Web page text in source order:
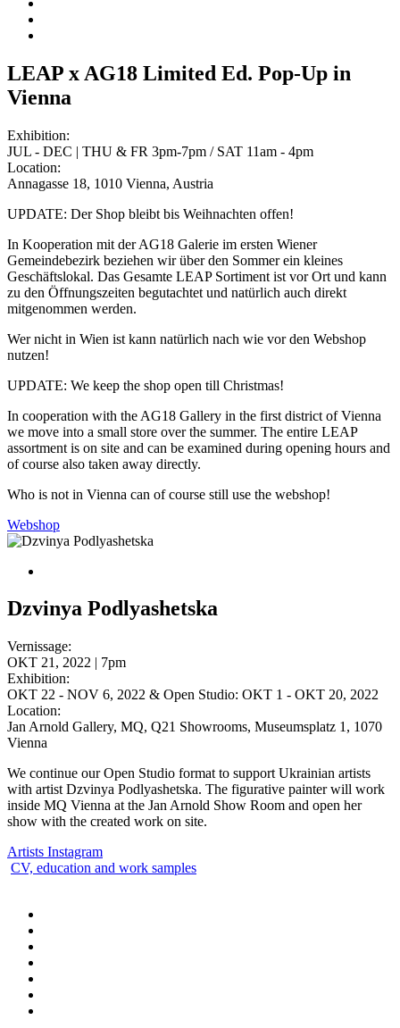
LEAP x AG18 Limited Ed. Pop-Up in
Vienna
Exhibition:
JUL - DEC | THU & FR 3pm-7pm / SAT 11am - 4pm
Location:
Annagasse 18, 1010 Vienna, Austria
UPDATE: Der Shop bleibt bis Weihnachten offen!
In Kooperation mit der AG18 Galerie im ersten Wiener
Gemeindebezirk beziehen wir über den Sommer ein kleines
Geschäftslokal. Das Gesamte LEAP Sortiment ist vor Ort und kann
zu den Öffnungszeiten begutachtet und natürlich auch direkt
mitgenommen werden.
Wer nicht in Wien ist kann natürlich nach wie vor den Webshop
nutzen!
UPDATE: We keep the shop open till Christmas!
In cooperation with the AG18 Gallery in the first district of Vienna
we move into a small store over the summer. The entire LEAP
assortment is on site and can be examined during opening hours and
of course also taken away directly.
Who is not in Vienna can of course still use the webshop!
Webshop
Dzvinya Podlyashetska
Vernissage:
OKT 21, 2022 | 7pm
Exhibition:
OKT 22 - NOV 6, 2022 & Open Studio: OKT 1 - OKT 20, 2022
Location:
Jan Arnold Gallery, MQ, Q21 Showrooms, Museumsplatz 1, 1070
Vienna
We continue our Open Studio format to support Ukrainian artists
with artist Dzvinya Podlyashetska. The figurative painter will work
inside MQ Vienna at the Jan Arnold Show Room and open her
show with the created work on site.
Artists Instagram
CV, education and work samples